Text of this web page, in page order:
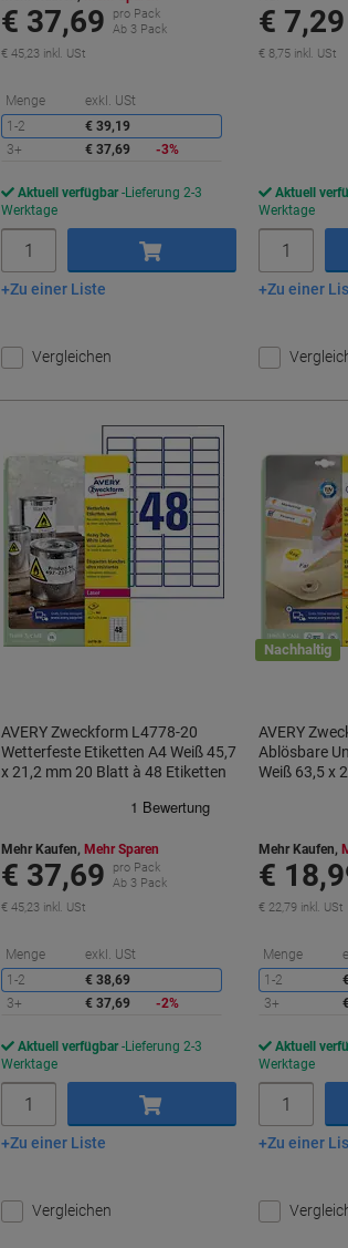
€ 37,69
pro Pack
Ab 3 Pack
€ 45,23 inkl. USt
Menge exkl. USt
1-2
€ 39,19
3+
€ 37,69 -3%
Aktuell verfügbar Lieferung 2-3
Werktage
In den Warenkorb
Zu einer Liste
Vergleichen
€ 7,29
€ 8,75 inkl. USt
Aktuell
Werktage
Zu einer
AVERY Zweckform L4778-20
Wetterfeste Etiketten A4 Weiß 45,7
x 21,2 mm 20 Blatt à 48 Etiketten
Mehr Kaufen, Mehr Sparen
€ 37,69
pro Pack
Ab 3 Pack
€ 45,23 inkl. USt
Menge exkl. USt
sparen
1-2
€ 38,69
3+
€ 37,69 -2%
Aktuell verfügbar Lieferung 2-3
Werktage
In den Warenkorb
Zu einer Liste
Vergleichen
Nachhaltig
AVERY
Ablösbare
Weiß 63,5 x
Mehr Kaufen,
€
€ 22,79 inkl. USt
Menge
1-2
3+
Aktuell
Werktage
Zu einer